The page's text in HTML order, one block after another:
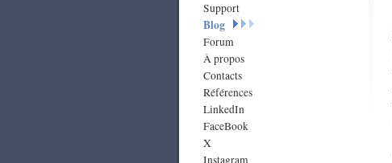
Support
Blog
Forum
À propos
Contacts
Références
LinkedIn
FaceBook
X
Instagram